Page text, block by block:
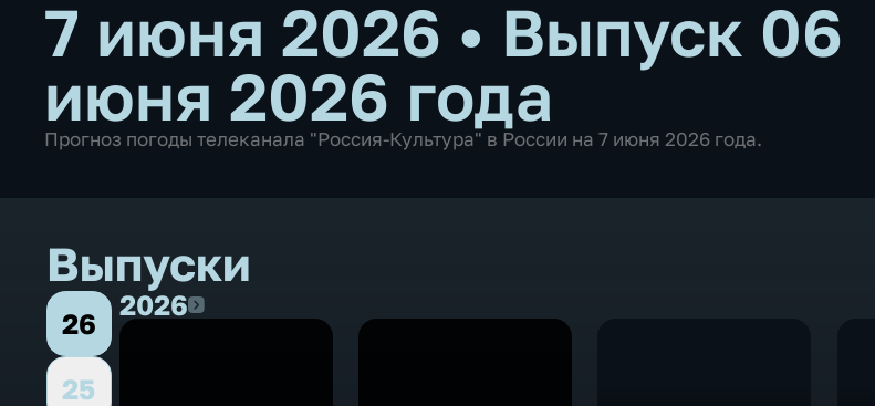
7 июня 2026 • Выпуск 06
июня 2026 года
Прогноз погоды телеканала "Россия-Культура" в России на 7 июня 2026 года.
Выпуски
26
25
20262026